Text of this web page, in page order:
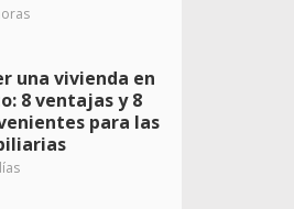
una vivienda en
8 ventajas y 8
para las